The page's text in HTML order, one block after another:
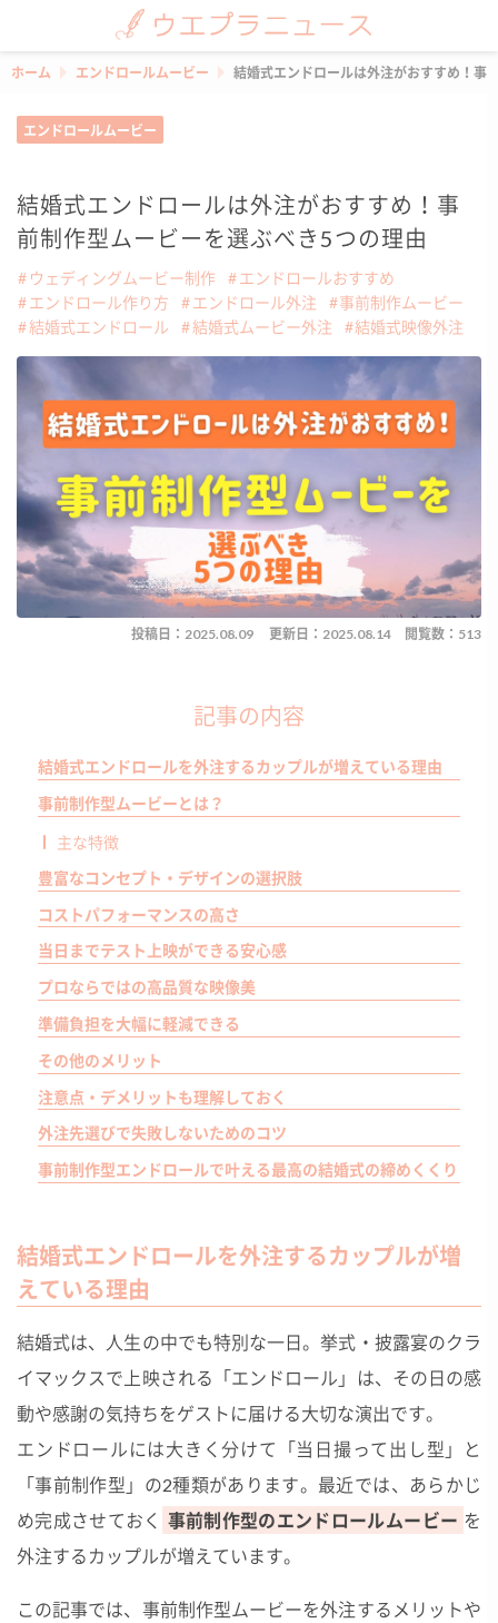
ホーム エンドロールムービー 結婚式エンドロールは外注がおすすめ！事
エンドロールムービー
結婚式エンドロールは外注がおすすめ！事
前制作型ムービーを選ぶべき5つの理由
ウェディングムービー制作
エンドロールおすすめ
エンドロール作り方
エンドロール外注
事前制作ムービー
結婚式エンドロール
結婚式ムービー外注 結婚式映像外注
投稿日：2025.08.09 更新日：2025.08.14 閲覧数：513
記事の内容
結婚式エンドロールを外注するカップルが増えている理由
事前制作型ムービーとは？
主な特徴
豊富なコンセプト・デザインの選択肢
コストパフォーマンスの高さ
当日までテスト上映ができる安心感
プロならではの高品質な映像美
準備負担を大幅に軽減できる
その他のメリット
注意点・デメリットも理解しておく
外注先選びで失敗しないためのコツ
事前制作型エンドロールで叶える最高の結婚式の締めくくり
結婚式エンドロールを外注するカップルが増
えている理由
結婚式は、人生の中でも特別な一日。挙式・披露宴のクラ
イマックスで上映される「エンドロール」は、その日の感
動や感謝の気持ちをゲストに届ける大切な演出です。
エンドロールには大きく分けて「当日撮って出し型」と
「事前制作型」の2種類があります。最近では、あらかじ
め完成させておく 事前制作型のエンドロールムービー を
外注するカップルが増えています。
この記事では、事前制作型ムービーを外注するメリットや